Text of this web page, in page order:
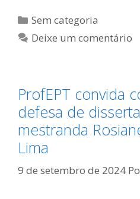
Categorias
Sem categoria
Deixe um comentário
ProfEPT convida
defesa de
mestranda
Lima
9 de setembro de 2024